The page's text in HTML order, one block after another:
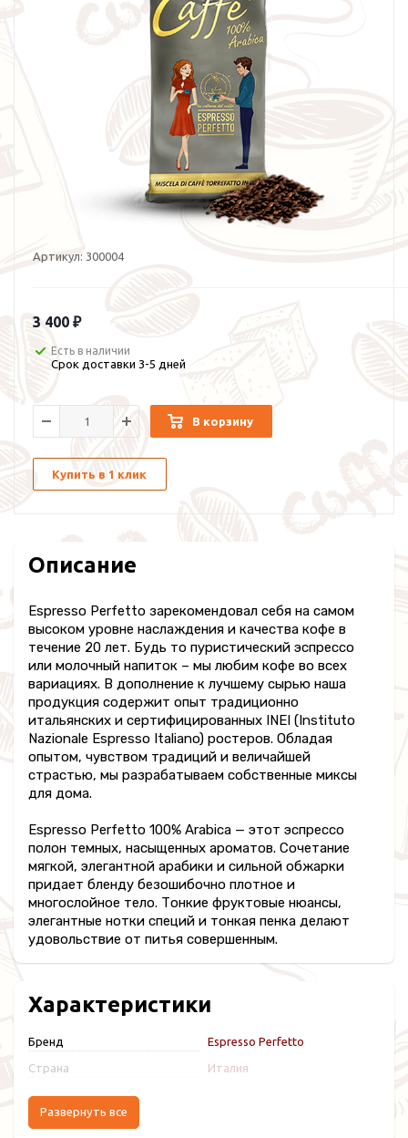
Артикул: 300004
3 400 ₽
Есть в наличии
Срок доставки 3-5 дней
В корзину
Купить в 1 клик
Описание
Espresso Perfetto зарекомендовал себя на самом
высоком уровне наслаждения и качества кофе в
течение 20 лет. Будь то пуристический эспрессо
или молочный напиток – мы любим кофе во всех
вариациях. В дополнение к лучшему сырью наша
продукция содержит опыт традиционно
итальянских и сертифицированных INEI (Instituto
Nazionale Espresso Italiano) ростеров. Обладая
опытом, чувством традиций и величайшей
страстью, мы разрабатываем собственные миксы
для дома.
Espresso Perfetto 100% Arabica — этот эспрессо
полон темных, насыщенных ароматов. Сочетание
мягкой, элегантной арабики и сильной обжарки
придает бленду безошибочно плотное и
многослойное тело. Тонкие фруктовые нюансы,
элегантные нотки специй и тонкая пенка делают
удовольствие от питья совершенным.
Характеристики
Бренд Espresso Perfetto
Страна Италия
Развернуть все